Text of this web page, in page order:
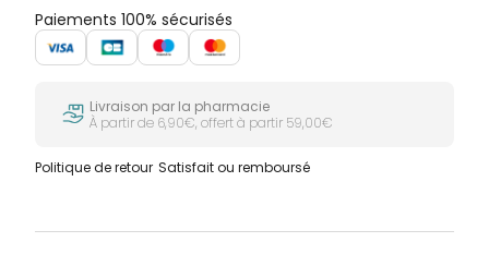
Paiements 100% sécurisés
Livraison par la pharmacie
À partir de 6,90€, offert à partir 59,00€
Politique de retour Satisfait ou remboursé